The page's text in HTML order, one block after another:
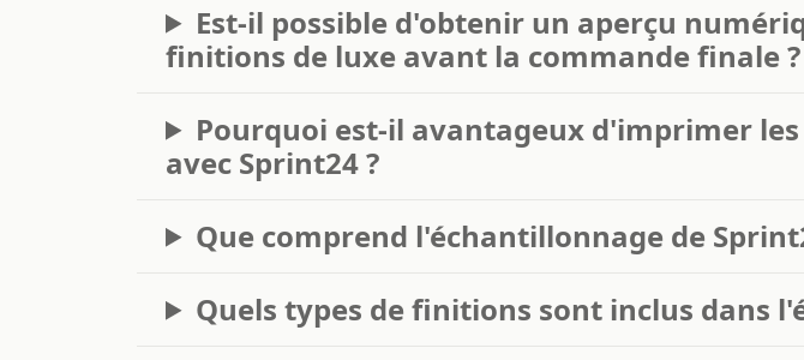
Est-il possible d'obtenir un aperçu
finitions de luxe avant la commande finale ?
Pourquoi est-il avantageux d'imprimer
avec Sprint24 ?
Que comprend l'échantillonnage de
Quels types de finitions sont inclus dans